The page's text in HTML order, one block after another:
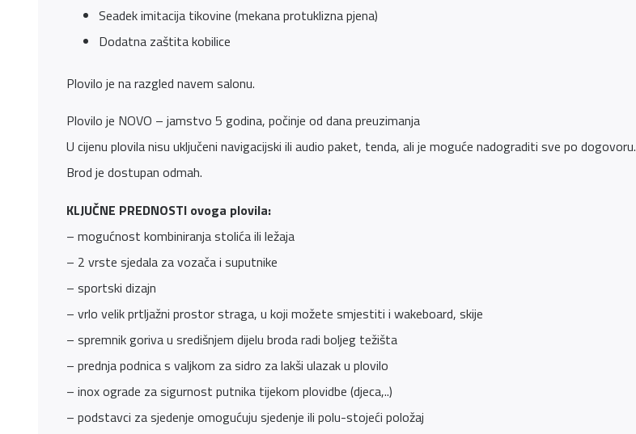
Seadek imitacija tikovine (mekana protuklizna pjena)
Dodatna zaštita kobilice
Plovilo je na razgled navem salonu.
Plovilo je NOVO – jamstvo 5 godina, počinje od dana preuzimanja
U cijenu plovila nisu uključeni navigacijski ili audio paket, tenda, ali je moguće nadograditi sve po dogovoru.
Brod je dostupan odmah.
KLJUČNE PREDNOSTI ovoga plovila:
– mogućnost kombiniranja stolića ili ležaja
– 2 vrste sjedala za vozača i suputnike
– sportski dizajn
– vrlo velik prtljažni prostor straga, u koji možete smjestiti i wakeboard, skije
– spremnik goriva u središnjem dijelu broda radi boljeg težišta
– prednja podnica s valjkom za sidro za lakši ulazak u plovilo
– inox ograde za sigurnost putnika tijekom plovidbe (djeca,..)
– podstavci za sjedenje omogućuju sjedenje ili polu-stojeći položaj